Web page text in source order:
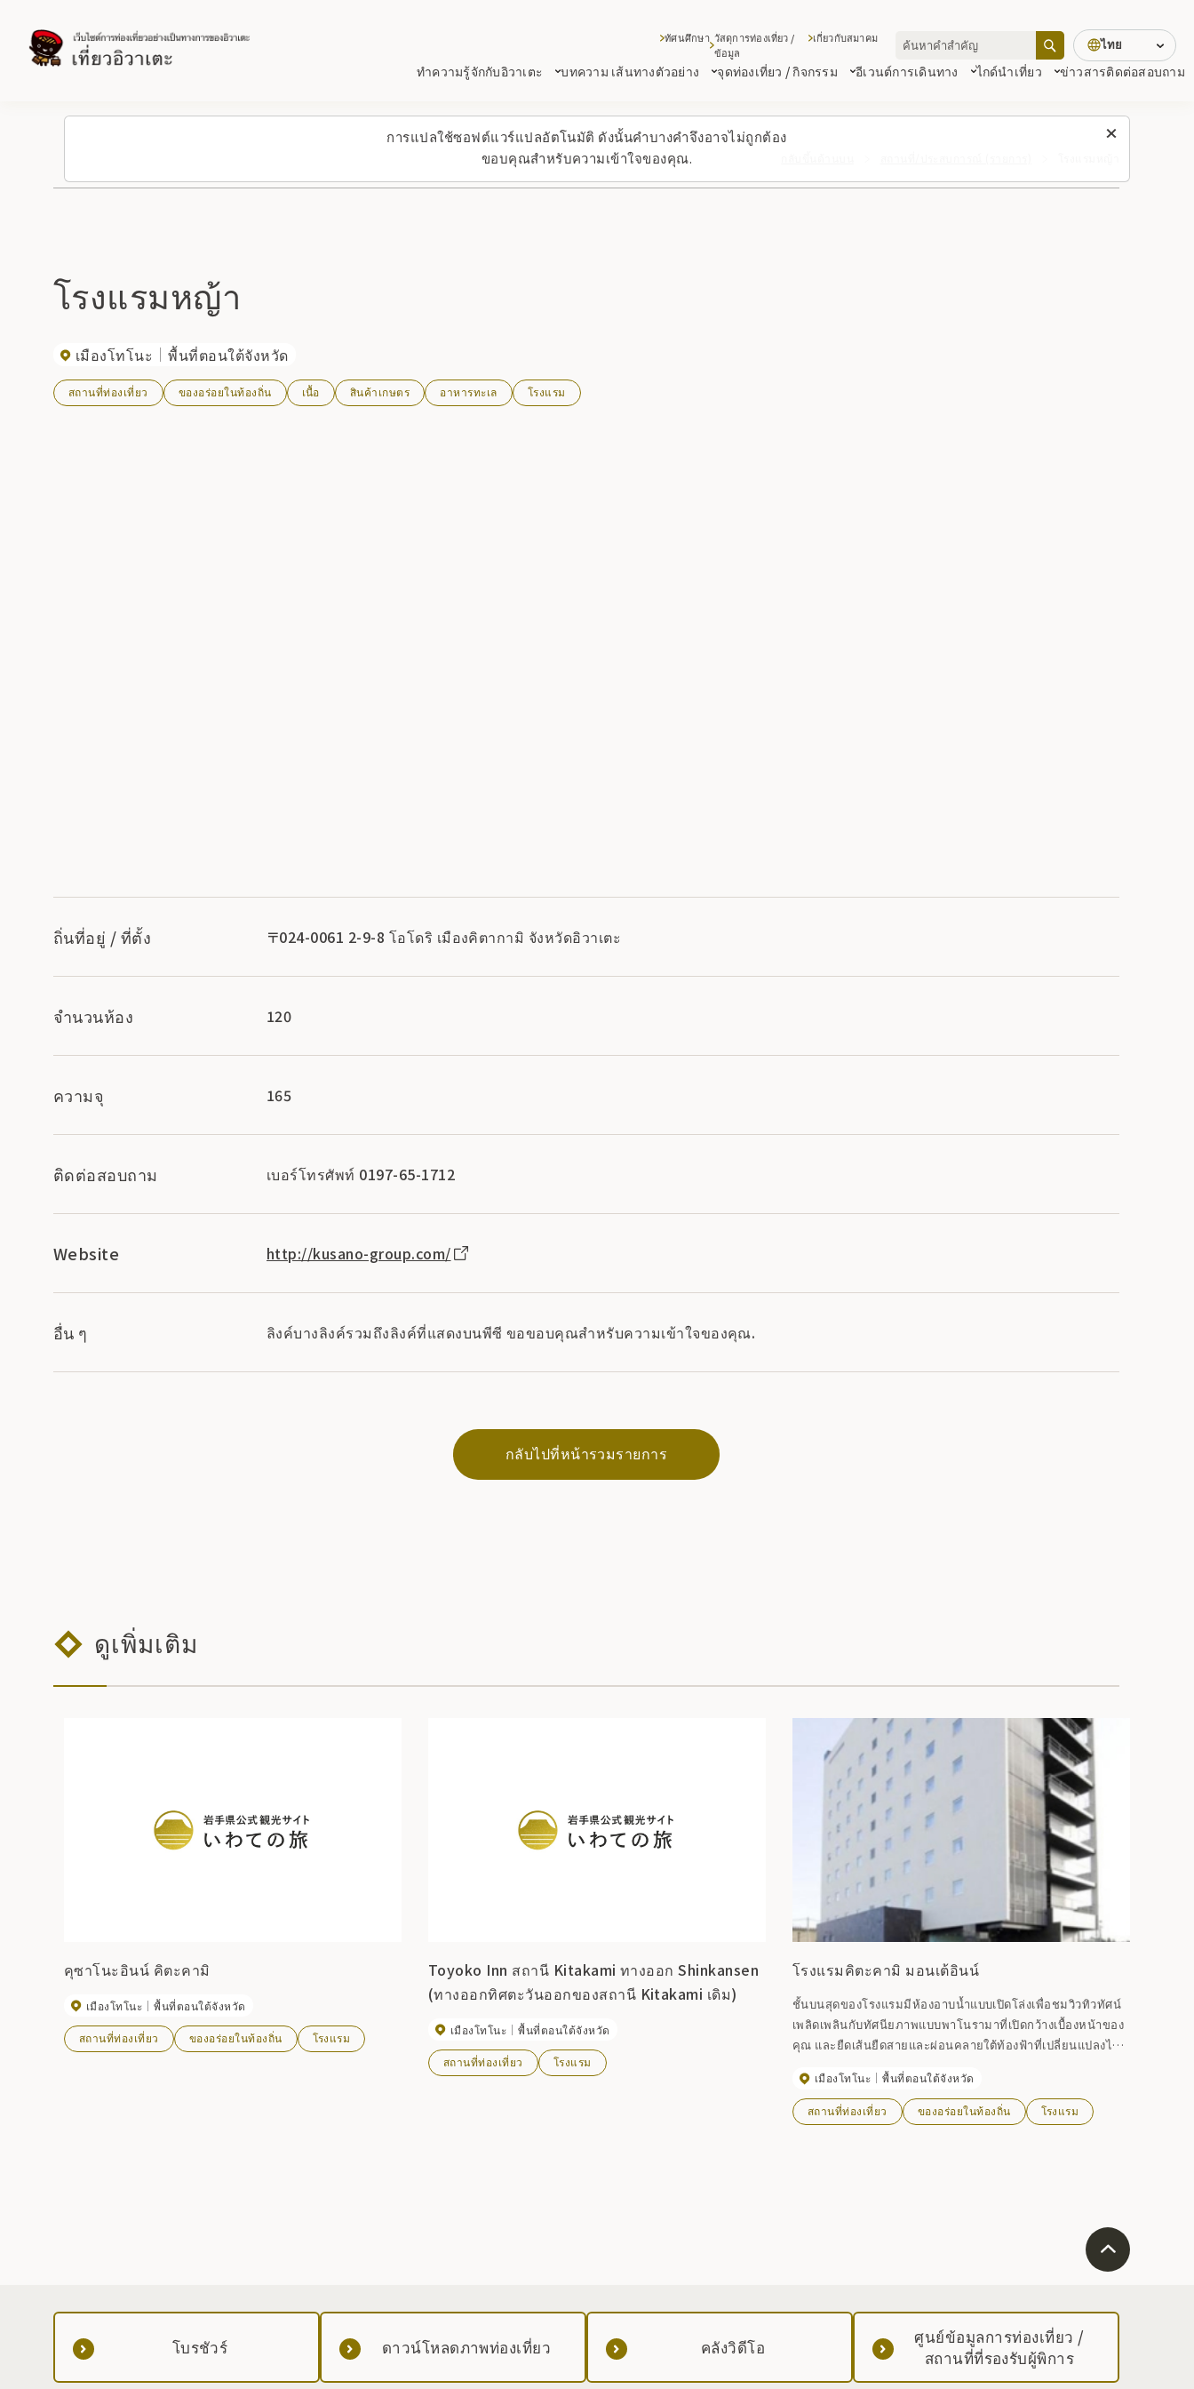
การแปลใช้ซอฟต์แวร์แปลอัตโนมัติ ดังนั้นคำบางคำจึงอาจไม่ถูกต้อง
ขอบคุณสำหรับความเข้าใจของคุณ.
ทำความรู้จักกับอิวาเตะ บทความ เส้นทางตัวอย่าง จุดท่องเที่ยว / กิจกรรม อีเวนต์การเดินทาง ไกด์นำเที่ยว ข่าวสารติดต่อสอบถาม
ทัศนศึกษา วัสดุการท่องเที่ยว /
ข้อมูล
เกี่ยวกับสมาคม ไทย
โรงแรมหญ้า
เมืองโทโนะ พื้นที่ตอนใต้จังหวัด
สถานที่ท่องเที่ยว ของอร่อยในท้องถิ่น เนื้อ สินค้าเกษตร อาหารทะเล โรงแรม
ถิ่นที่อยู่ / ที่ตั้ง 〒024-0061 2-9-8 โอโดริ เมืองคิตากามิ จังหวัดอิวาเตะ
จำนวนห้อง 120
ความจุ 165
ติดต่อสอบถาม เบอร์โทรศัพท์ 0197-65-1712
Website http://kusano-group.com/
อื่น ๆ ลิงค์บางลิงค์รวมถึงลิงค์ที่แสดงบนพีซี ขอขอบคุณสำหรับความเข้าใจของคุณ.
กลับไปที่หน้ารวมรายการ
ดูเพิ่มเติม
คุซาโนะอินน์ คิตะคามิ
เมืองโทโนะ พื้นที่ตอนใต้จังหวัด
สถานที่ท่องเที่ยว ของอร่อยในท้องถิ่น โรงแรม
Toyoko Inn สถานี Kitakami ทางออก Shinkansen
(ทางออกทิศตะวันออกของสถานี Kitakami เดิม)
เมืองโทโนะ พื้นที่ตอนใต้จังหวัด
สถานที่ท่องเที่ยว โรงแรม
โรงแรมคิตะคามิ มอนเต้อินน์
ชั้นบนสุดของโรงแรมมีห้องอาบน้ำแบบเปิดโล่งเพื่อชมวิวทิวทัศน์
เพลิดเพลินกับทัศนียภาพแบบพาโนรามาที่เปิดกว้างเบื้องหน้าของ
คุณ และยืดเส้นยืดสายและผ่อนคลายใต้ท้องฟ้าที่เปลี่ยนแปลงไป
เมืองโทโนะ พื้นที่ตอนใต้จังหวัด
สถานที่ท่องเที่ยว ของอร่อยในท้องถิ่น โรงแรม
โบรชัวร์ ดาวน์โหลดภาพท่องเที่ยว คลังวิดีโอ
ศูนย์ข้อมูลการท่องเที่ยว /
สถานที่ที่รองรับผู้พิการ